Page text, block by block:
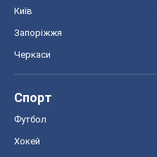
Київ
Запоріжжя
Черкаси
Спорт
Футбол
Хокей